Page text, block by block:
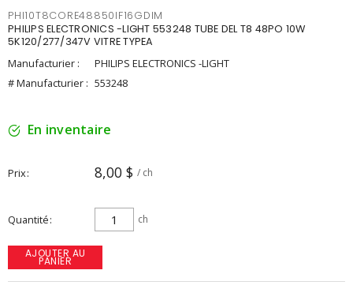
PHI10T8CORE48850IF16GDIM
PHILIPS ELECTRONICS -LIGHT 553248 TUBE DEL T8 48PO 10W
5K120/277/347V VITRE TYPEA
Manufacturier :
PHILIPS ELECTRONICS -LIGHT
# Manufacturier : 553248
En inventaire
Prix 8,00 $ / ch
Quantité ch
AJOUTER AU
PANIER